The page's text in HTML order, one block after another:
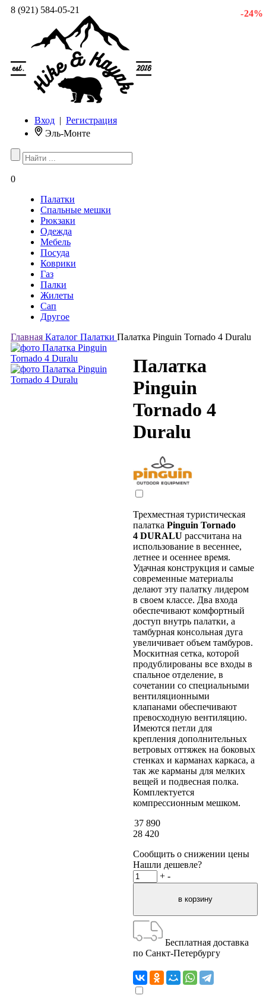
8 (921) 584-05-21
Вход | Регистрация
Эль-Монте
0
Палатки
Спальные мешки
Рюкзаки
Одежда
Мебель
Посуда
Коврики
Газ
Палки
Жилеты
Сап
Другое
Главная Каталог Палатки Палатка Pinguin Tornado 4 Duralu
- 24 %
Палатка
Pinguin
Tornado 4
Duralu
Трехместная туристическая
палатка Pinguin Tornado
4 DURALU рассчитана на
использование в весеннее,
летнее и осеннее время.
Удачная конструкция и самые
современные материалы
делают эту палатку лидером
в своем классе. Два входа
обеспечивают комфортный
доступ внутрь палатки, а
тамбурная консольная дуга
увеличивает объем тамбуров.
Москитная сетка, которой
продублированы все входы в
спальное отделение, в
сочетании со специальными
вентиляционными
клапанами обеспечивают
превосходную вентиляцию.
Имеются петли для
крепления дополнительных
ветровых оттяжек на боковых
стенках и карманах каркаса, а
так же карманы для мелких
вещей и подвесная полка.
Комплектуется
компрессионным мешком.
37 890
28 420
Сообщить о снижении цены
Нашли дешевле?
+ -
Бесплатная доставка
по Санкт-Петербургу